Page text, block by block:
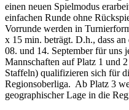
einen neuen Spielmodus
einfachen Runde ohne
Vorrunde werden in
x 15 min. beträgt. D.h., dass
08. und 14. September für uns
Mannschaften auf Platz 1 und
Staffeln) qualifizieren sich für
Regionsoberliga. Ab Platz 3
geographischer Lage in die